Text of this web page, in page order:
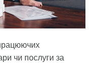
чи послуги за